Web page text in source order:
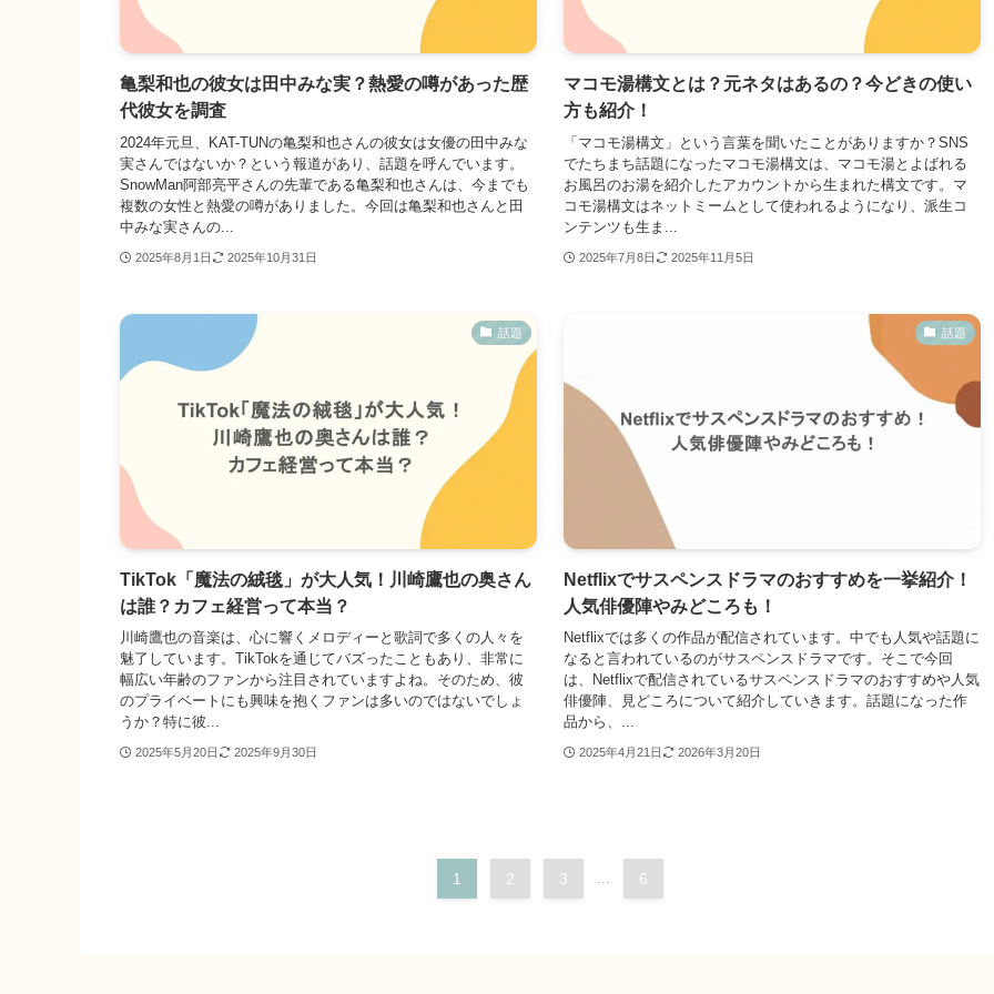
亀梨和也の彼女は田中みな実？熱愛の噂があった歴
代彼女を調査
2024年元旦、KAT-TUNの亀梨和也さんの彼女は女優の田中みな
実さんではないか？という報道があり、話題を呼んでいます。
SnowMan阿部亮平さんの先輩である亀梨和也さんは、今までも
複数の女性と熱愛の噂がありました。今回は亀梨和也さんと田
中みな実さんの...
2025年8月1日 2025年10月31日
マコモ湯構文とは？元ネタはあるの？今どきの使い
方も紹介！
「マコモ湯構文」という言葉を聞いたことがありますか？SNS
でたちまち話題になったマコモ湯構文は、マコモ湯とよばれる
お風呂のお湯を紹介したアカウントから生まれた構文です。マ
コモ湯構文はネットミームとして使われるようになり、派生コ
ンテンツも生ま...
2025年7月8日 2025年11月5日
話題
TikTok「魔法の絨毯」が大人気！川崎鷹也の奥さん
は誰？カフェ経営って本当？
川崎鷹也の音楽は、心に響くメロディーと歌詞で多くの人々を
魅了しています。TikTokを通じてバズったこともあり、非常に
幅広い年齢のファンから注目されていますよね。そのため、彼
のプライベートにも興味を抱くファンは多いのではないでしょ
うか？特に彼...
2025年5月20日 2025年9月30日
話題
Netflixでサスペンスドラマのおすすめを一挙紹介！
人気俳優陣やみどころも！
Netflixでは多くの作品が配信されています。中でも人気や話題に
なると言われているのがサスペンスドラマです。そこで今回
は、Netflixで配信されているサスペンスドラマのおすすめや人気
俳優陣、見どころについて紹介していきます。話題になった作
品から、...
2025年4月21日 2026年3月20日
1 2 3 ... 6